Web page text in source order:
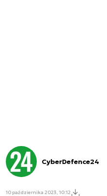
CyberDefence24
10 października 2023, 10:12